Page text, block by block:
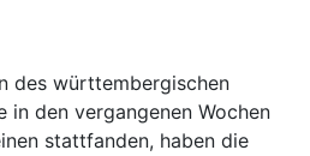
des württembergischen
in den vergangenen Wochen
stattfanden, haben die